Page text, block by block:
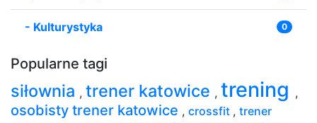
- Kulturystyka 0
Popularne tagi
siłownia , trener katowice , trening ,
osobisty trener katowice , crossfit , trener